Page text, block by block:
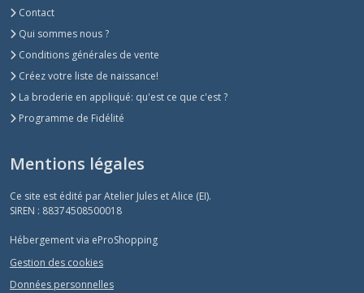
Contact
Qui sommes nous ?
Conditions générales de vente
Créez votre liste de naissance!
La broderie en appliqué: qu'est ce que c'est ?
Programme de Fidélité
Mentions légales
Ce site est édité par Atelier Jules et Alice (EI).
SIREN : 88374508500018
Hébergement via eProShopping
Gestion des cookies
Données personnelles